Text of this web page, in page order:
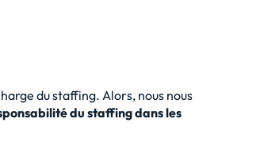
du staffing. Alors, nous nous
du staffing dans les